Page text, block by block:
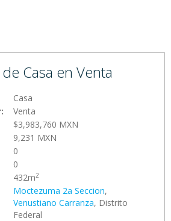
Casa en Venta
Casa
Venta
$3,983,760 MXN
9,231 MXN
0
0
432m2
Moctezuma 2a Seccion,
Venustiano Carranza, Distrito
Federal